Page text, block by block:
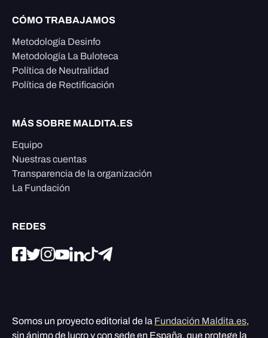
CÓMO TRABAJAMOS
Metodología Desinfo
Metodología La Buloteca
Política de Neutralidad
Política de Rectificación
MÁS SOBRE MALDITA.ES
Equipo
Nuestras cuentas
Transparencia de la organización
La Fundación
REDES
Somos un proyecto editorial de la Fundación Maldita.es,
sin ánimo de lucro y con sede en España, que protege la